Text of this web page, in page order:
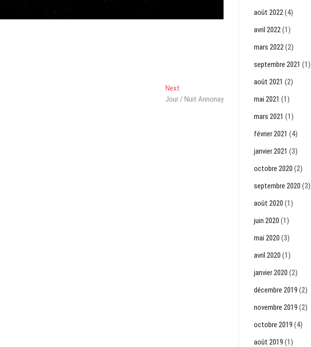
Next
post:
Jour / Nuit Annonay
août 2022(4)
avril 2022(1)
mars 2022(2)
septembre 2021 (1)
août 2021 (2)
mai 2021 (1)
mars 2021 (1)
février 2021 (4)
janvier 2021 (3)
octobre 2020 (2)
septembre 2020 (3)
août 2020 (1)
juin 2020 (1)
mai 2020 (3)
avril 2020 (1)
janvier 2020 (2)
décembre 2019 (2)
novembre 2019 (2)
octobre 2019 (4)
août 2019 (1)